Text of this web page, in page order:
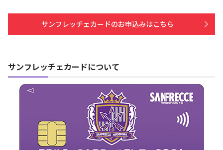
サンフレッチェカードのお申込みはこちら
サンフレッチェカードについて